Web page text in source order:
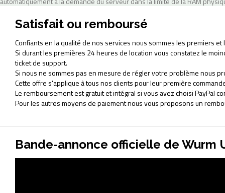
Satisfait ou remboursé
Confiants en la qualité de nos services nous sommes les premiers
Si durant les premières 24 heures de location vous constatez le
ticket de support.
Si nous ne sommes pas en mesure de régler votre problème nous
Cette offre s'applique à tous nos clients pour leur première
Le remboursement est gratuit et intégral si vous avez choisi PayPal
Pour les autres moyens de paiement nous vous proposons un
Bande-annonce officielle de Wurm